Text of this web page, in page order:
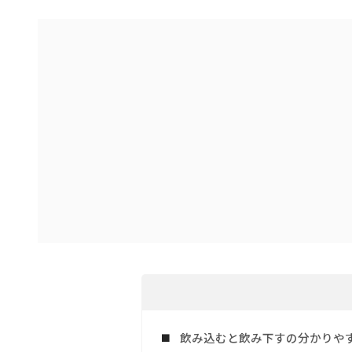
飲み込むと飲み下すの分かりや